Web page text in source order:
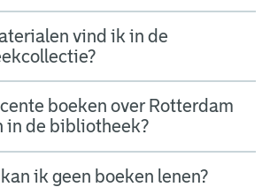
vind ik in de
boeken over Rotterdam
in de bibliotheek?
ik geen boeken lenen?